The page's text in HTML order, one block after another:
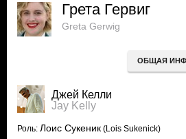
Грета Гервиг
Greta Gerwig
ОБЩАЯ
Джей Келли
Jay Kelly
Роль: Лоис Сукеник (Lois Sukenick)